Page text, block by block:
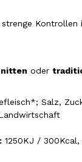
strenge
oder
Salz,
1250KJ / 300Kcal,